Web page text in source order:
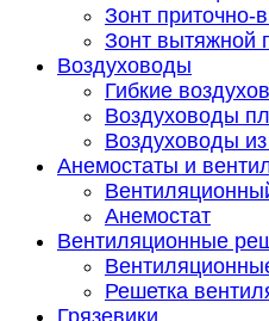
Зонт приточно-
Зонт вытяжной
Воздуховоды
Гибкие
Воздуховоды
Воздуховоды
Анемостаты и
Анемостат
Вентиляционные
Решетка
Грязевики